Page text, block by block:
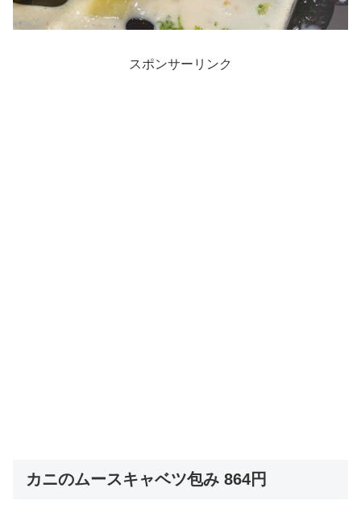
スポンサーリンク
カニのムースキャベツ包み 864円